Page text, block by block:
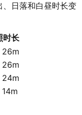
日落和白昼时长变
时长
26m
26m
24m
14m